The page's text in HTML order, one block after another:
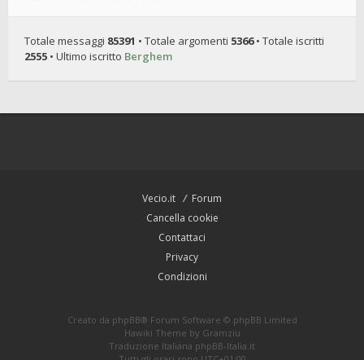
Totale messaggi 85391 • Totale argomenti 5366• Totale iscritti
2555 • Ultimo iscritto Berghem
Vecio.it
Forum
Cancella cookie
Contattaci
Privacy
Condizioni
Creato da phpBB® Forum Software © phpBB Limited
Hawiki Theme by Gramziu
Traduzione Italiana phpBB-Italia.it